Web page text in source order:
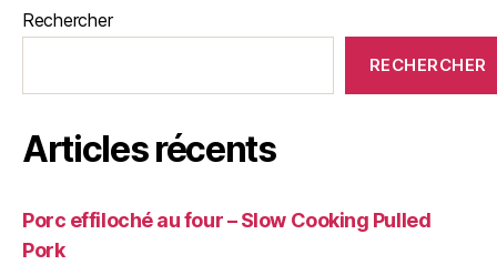
Rechercher
RECHERCHER
Articles récents
Porc effiloché au four – Slow Cooking Pulled
Pork